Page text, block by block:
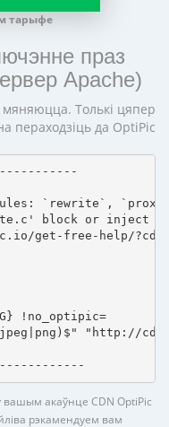
тарыфе
праз
Apache)
Толькі цяпер
пераходзіць да OptiPic
`rewrite`,
block or inject
get-free-help/
!no_optipic=
"http://
вашым акаўнце CDN OptiPic
рэкамендуем вам